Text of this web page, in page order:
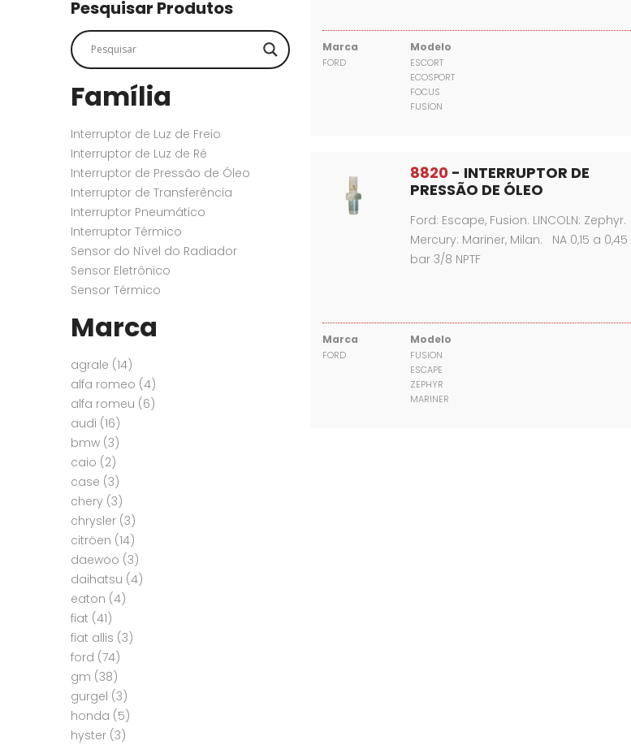
Pesquisar Produtos
Família
Interruptor de Luz de Freio
Interruptor de Luz de Ré
Interruptor de Pressão de Óleo
Interruptor de Transferência
Interruptor Pneumático
Interruptor Térmico
Sensor do Nível do Radiador
Sensor Eletrônico
Sensor Térmico
Marca
agrale (14)
alfa romeo (4)
alfa romeu (6)
audi (16)
bmw (3)
caio (2)
case (3)
chery (3)
chrysler (3)
citröen (14)
daewoo (3)
daihatsu (4)
eaton (4)
fiat (41)
fiat allis (3)
ford (74)
gm (38)
gurgel (3)
honda (5)
hyster (3)
Marca
FORD
Modelo
ESCORT
ECOSPORT
FOCUS
FUSION
8820 - INTERRUPTOR DE
PRESSÃO DE ÓLEO
Ford: Escape, Fusion. LINCOLN: Zephyr.
Mercury: Mariner, Milan. NA 0,15 a 0,45
bar 3/8 NPTF
Marca
FORD
Modelo
FUSION
ESCAPE
ZEPHYR
MARINER